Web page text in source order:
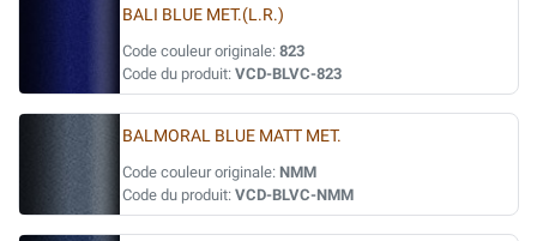
BALI BLUE MET.(L.R.)
Code couleur originale: 823
Code du produit: VCD-BLVC-823
BALMORAL BLUE MATT MET.
Code couleur originale: NMM
Code du produit: VCD-BLVC-NMM